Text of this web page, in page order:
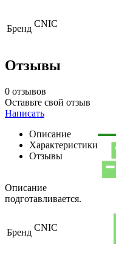
Бренд CNIC
Отзывы
0 отзывов
Оставьте свой отзыв
Написать
Описание
Характеристики
Отзывы
Описание
подготавливается.
Бренд CNIC